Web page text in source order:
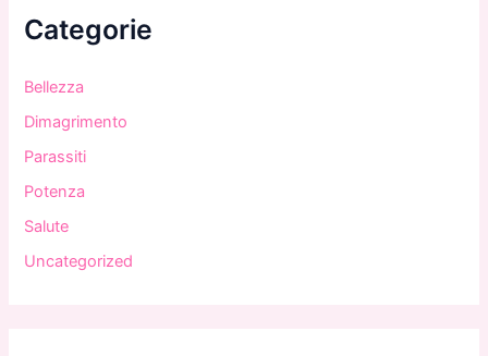
Categorie
Bellezza
Dimagrimento
Parassiti
Potenza
Salute
Uncategorized